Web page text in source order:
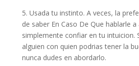
5. Usada tu instinto. A veces, la
de saber En Caso De Que hablarle
simplemente confiar en tu intuicion.
alguien con quien podrias tener la
nunca dudes en abordarlo.